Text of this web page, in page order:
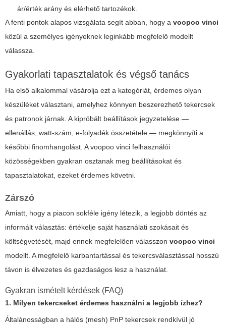
ár/érték arány és elérhető tartozékok.
A fenti pontok alapos vizsgálata segít abban, hogy a voopoo vinci
közül a személyes igényeknek leginkább megfelelő modellt
válassza.
Gyakorlati tapasztalatok és végső tanács
Ha első alkalommal vásárolja ezt a kategóriát, érdemes olyan
készüléket választani, amelyhez könnyen beszerezhető tekercsek
és patronok járnak. A kipróbált beállítások jegyzetelése —
ellenállás, watt-szám, e-folyadék összetétele — megkönnyíti a
későbbi finomhangolást. Avoopoo vinci felhasználói
közösségekben gyakran osztanak meg beállításokat és
tapasztalatokat, ezeket érdemes követni.
Zárszó
Amiatt, hogy a piacon sokféle igény létezik, a legjobb döntés az
informált választás: értékelje saját használati szokásait és
költségvetését, majd ennek megfelelően válasszon voopoo vinci
modellt. A megfelelő karbantartással és tekercsválasztással hosszú
távon is élvezetes és gazdaságos lesz a használat.
Gyakran ismételt kérdések (FAQ)
1. Milyen tekercseket érdemes használni a legjobb ízhez?
Általánosságban a hálós (mesh) PnP tekercsek rendkívül jó